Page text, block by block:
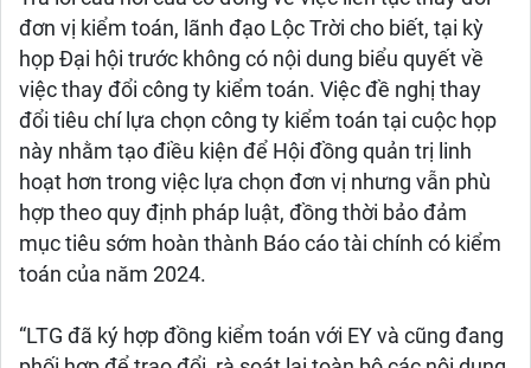
đơn vị kiểm toán, lãnh đạo Lộc Trời cho biết, tại kỳ
họp Đại hội trước không có nội dung biểu quyết về
việc thay đổi công ty kiểm toán. Việc đề nghị thay
đổi tiêu chí lựa chọn công ty kiểm toán tại cuộc họp
này nhằm tạo điều kiện để Hội đồng quản trị linh
hoạt hơn trong việc lựa chọn đơn vị nhưng vẫn phù
hợp theo quy định pháp luật, đồng thời bảo đảm
mục tiêu sớm hoàn thành Báo cáo tài chính có kiểm
toán của năm 2024.
“LTG đã ký hợp đồng kiểm toán với EY và cũng đang